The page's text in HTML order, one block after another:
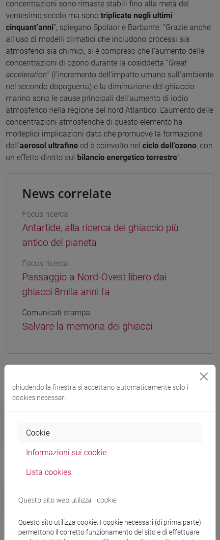
concentrazioni sono rimaste stabili fino alla metà del
ventesimo secolo ma sono triplicate negli ultimi
cinquant’anni”, spiegano Spolaor e Barbante. “Grazie anche
all’uso di modelli climatici che includono processi sia
atmosferici sia chimici, si è compreso che l’aumento delle
concentrazioni di ozono durante la cosiddetta “Great
acceleration” (l’incremento dell’impatto umano sull’ambiente
nel secondo dopoguerra) e la diminuzione del ghiaccio
marino sono le cause principali dell’aumento di iodio
atmosferico nella regione del nord Atlantico. L’aumento delle
concentrazioni atmosferiche di questo elemento ha
molteplici implicazioni dato che promuove la formazione
dell’aerosol ultrafine ed è coinvolto nel ciclo dell’ozono, con
un effetto diretto sul
bilancio energetico terrestre”.
News correlate
Focus ricerca
Antartide, alla ricerca del ghiaccio più
antico del pianeta
Focus ricerca
Passaggio a Nord-Ovest libero dai
ghiacci 8mila anni fa
Comunicati stampa
Salvare la memoria dei ghiacci
Altre notizie
Campus
classifica
Giovedì 20 marzo lezioni aperte per
Università
chiudendo la finestra si accettano automaticamente solo i
cookies necessari
Cookie
Informazioni sui cookie
Lista cookies
Questo sito web utilizza i cookie
Questo sito utilizza cookie. I cookie necessari (di prima parte)
permettono il corretto funzionamento del sito e di effettuare